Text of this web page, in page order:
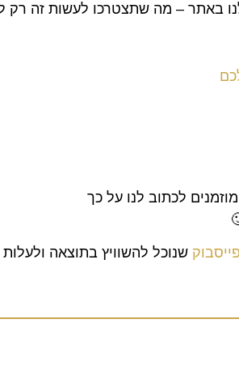
באתר – מה שתצטרכו לעשות זה רק
לכתוב לנו על כך
שנוכל להשוויץ בתוצאה